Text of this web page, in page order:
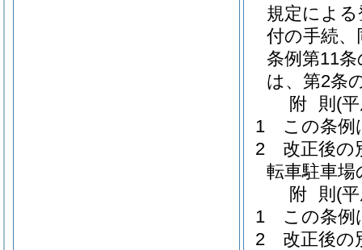
規定によ
付の手続、
条例第11
は、第2条
附 則 (
1
この条例
2
改正後の
転車駐車場
附 則 (
1
この条例
2
改正後の